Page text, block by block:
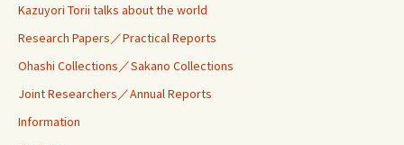
Kazuyori Torii talks about the world
Research Papers／Practical Reports
Ohashi Collections／Sakano Collections
Joint Researchers／Annual Reports
Information